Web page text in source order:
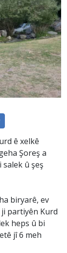
ê xelkê
Şoreş a
û şeş
biryarê, ev
partiyên Kurd
heps û bi
jî 6 meh